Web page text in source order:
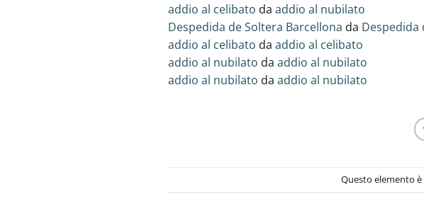
addio al celibato da addio al nubilato
Despedida de Soltera Barcellona da Despedida
addio al celibato da addio al celibato
addio al nubilato da addio al nubilato
addio al nubilato da addio al nubilato
Questo elemento